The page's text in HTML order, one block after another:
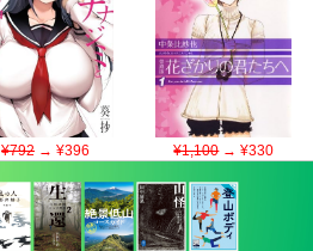
¥792→ ¥396 ¥1,100→ ¥330